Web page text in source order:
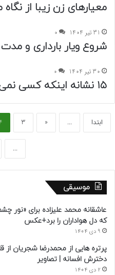
معیارهای زن زیبا از نگاه
31 تیر 1404 0
شروع ویار بارداری و
30 تیر 1404 0
۱۵ نشانه اینکه کسی نمی‌خواهد دوست شما باشد
ابتدا ...
«
3
...
موسیقی
عاشقانه محمد علیزاده برای «نور
که دل هواداران را برد+عکس
9 دی 1404
پرتره هایی از محمدرضا شجریان از
دخترش افسانه | تصاویر
2 دی 1404